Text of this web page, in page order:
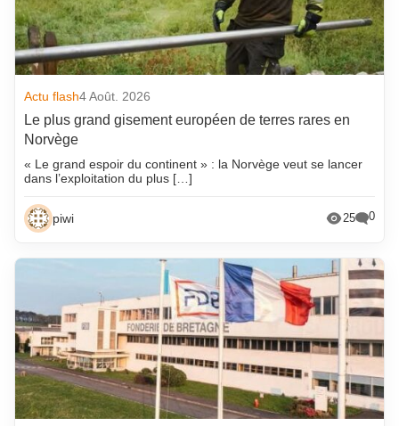
Actu flash4 Août. 2026
Le plus grand gisement européen de terres rares en
Norvège
« Le grand espoir du continent » : la Norvège veut se lancer
dans l’exploitation du plus […]
piwi 25 0